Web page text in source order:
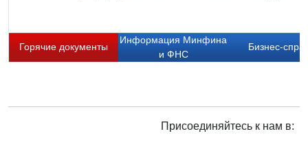
Горячие документы
Информация Минфина
и ФНС
Бизнес-
Присоединяйтесь к нам в: